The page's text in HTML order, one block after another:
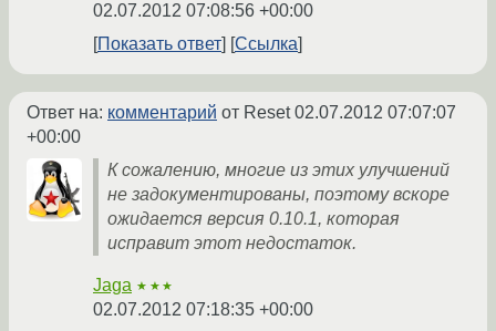
02.07.2012 07:08:56 +00:00
Показать ответ
Ссылка
Ответ на: комментарий от Reset02.07.2012 07:07:07
+00:00
К сожалению, многие из этих улучшений
не задокументированы, поэтому вскоре
ожидается версия 0.10.1, которая
исправит этот недостаток.
Jaga ★★★
02.07.2012 07:18:35 +00:00